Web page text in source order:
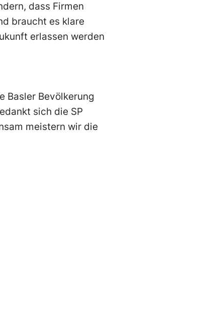
dass Firmen
braucht es klare
erlassen werden
Basler Bevölkerung
sich die SP
meistern wir die